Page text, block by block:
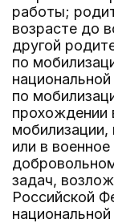
работы;
возрасте до
другой
по
по
прохождении
мобилизации,
или в
задач,
Российской